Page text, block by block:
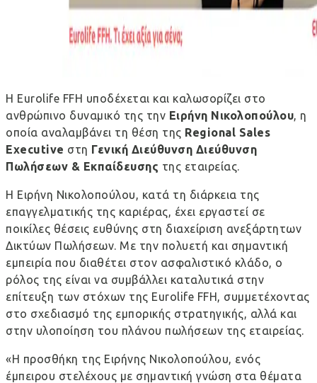
Η Eurolife FFH υποδέχεται και καλωσορίζει στο
ανθρώπινο δυναμικό της την Ειρήνη Νικολοπούλου, η
οποία αναλαμβάνει τη θέση της Regional Sales
Executive στη Γενική Διεύθυνση Διεύθυνση
Πωλήσεων & Εκπαίδευσης της εταιρείας.
Η Ειρήνη Νικολοπούλου, κατά τη διάρκεια της
επαγγελματικής της καριέρας, έχει εργαστεί σε
ποικίλες θέσεις ευθύνης στη διαχείριση ανεξάρτητων
Δικτύων Πωλήσεων. Με την πολυετή και σημαντική
εμπειρία που διαθέτει στον ασφαλιστικό κλάδο, ο
ρόλος της είναι να συμβάλλει καταλυτικά στην
επίτευξη των στόχων της Eurolife FFH, συμμετέχοντας
στο σχεδιασμό της εμπορικής στρατηγικής, αλλά και
στην υλοποίηση του πλάνου πωλήσεων της εταιρείας.
«Η προσθήκη της Ειρήνης Νικολοπούλου, ενός
έμπειρου στελέχους με σημαντική γνώση στα θέματα